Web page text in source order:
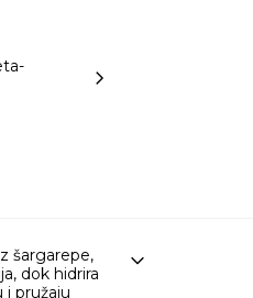
šargarepe,
dok hidrira
i pružaju